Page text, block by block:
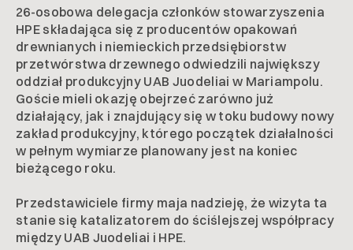
26-osobowa delegacja członków stowarzyszenia
HPE składająca się z producentów opakowań
drewnianych i niemieckich przedsiębiorstw
przetwórstwa drzewnego odwiedzili największy
oddział produkcyjny UAB Juodeliai w Mariampolu.
Goście mieli okazję obejrzeć zarówno już
działający, jak i znajdujący się w toku budowy nowy
zakład produkcyjny, którego początek działalności
w pełnym wymiarze planowany jest na koniec
bieżącego roku.
Przedstawiciele firmy maja nadzieję, że wizyta ta
stanie się katalizatorem do ściślejszej współpracy
między UAB Juodeliai i HPE.